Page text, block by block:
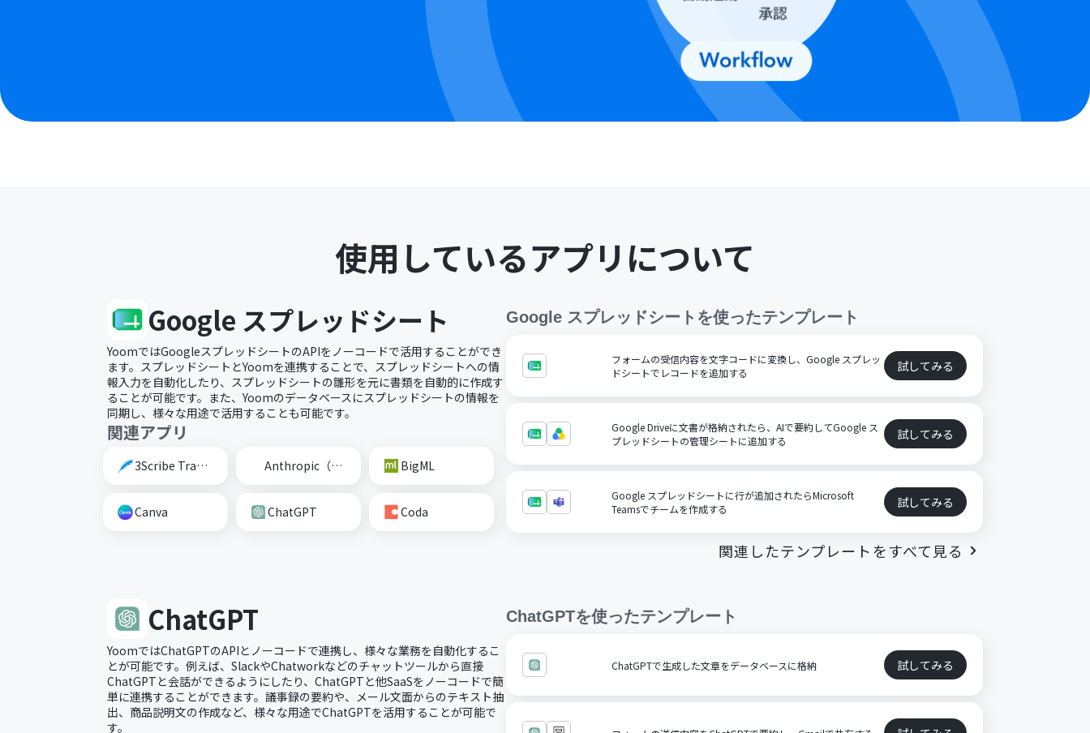
使用しているアプリについて
Google スプレッドシート
YoomではGoogleスプレッドシートのAPIをノーコードで活用することができ
ます。スプレッドシートとYoomを連携することで、スプレッドシートへの情
報入力を自動化したり、スプレッドシートの雛形を元に書類を自動的に作成す
ることが可能です。また、Yoomのデータベースにスプレッドシートの情報を
同期し、様々な用途で活用することも可能です。
関連アプリ
3Scribe Transcription Anthropic（Claude） BigML
Canva ChatGPT Coda
Google スプレッドシート を使ったテンプレート
フォームの受信内容を文字コードに変換し、Google スプレッ
ドシートでレコードを追加する
試してみる
Google Driveに文書が格納されたら、AIで要約してGoogle ス
プレッドシートの管理シートに追加する
試してみる
Google スプレッドシートに行が追加されたらMicrosoft
Teamsでチームを作成する
試してみる
関連したテンプレートをすべて見る
ChatGPT
YoomではChatGPTのAPIとノーコードで連携し、様々な業務を自動化するこ
とが可能です。例えば、SlackやChatworkなどのチャットツールから直接
ChatGPTと会話ができるようにしたり、ChatGPTと他SaaSをノーコードで簡
単に連携することができます。議事録の要約や、メール文面からのテキスト抽
出、商品説明文の作成など、様々な用途でChatGPTを活用することが可能で
す。
ChatGPTを使ったテンプレート
ChatGPTで生成した文章をデータベースに格納 試してみる